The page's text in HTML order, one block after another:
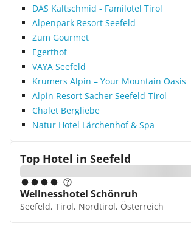
DAS Kaltschmid - Familotel Tirol
Alpenpark Resort Seefeld
Zum Gourmet
Egerthof
VAYA Seefeld
Krumers Alpin – Your Mountain Oasis
Alpin Resort Sacher Seefeld-Tirol
Chalet Bergliebe
Natur Hotel Lärchenhof & Spa
Top Hotel in Seefeld
Wellnesshotel Schönruh
Seefeld, Tirol, Nordtirol, Österreich